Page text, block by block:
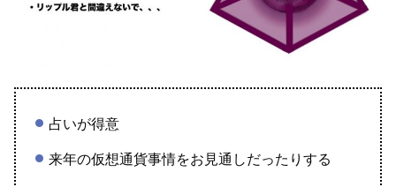
占いが得意
来年の仮想通貨事情をお見通しだったりする